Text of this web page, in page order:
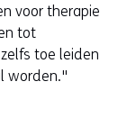
voor therapie
tot
toe leiden
worden."